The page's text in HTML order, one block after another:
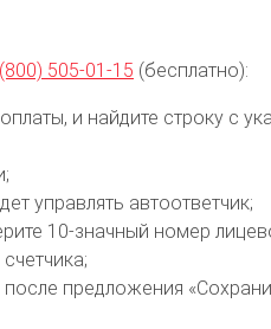
505-01-15 (бесплатно):
и найдите строку с
управлять автоответчик;
10-значный номер
предложения